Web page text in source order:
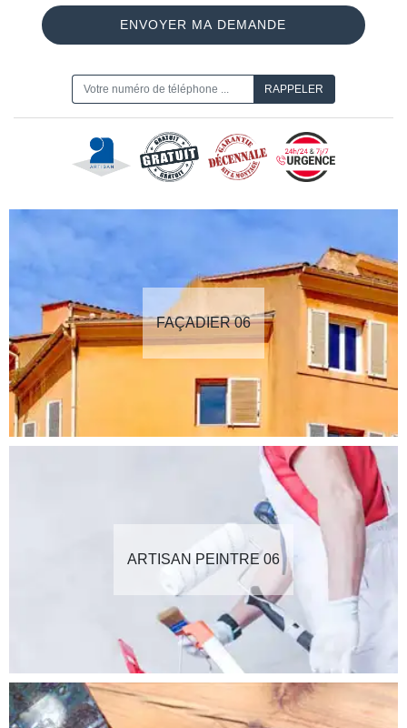
FAÇADIER 06
ARTISAN PEINTRE 06